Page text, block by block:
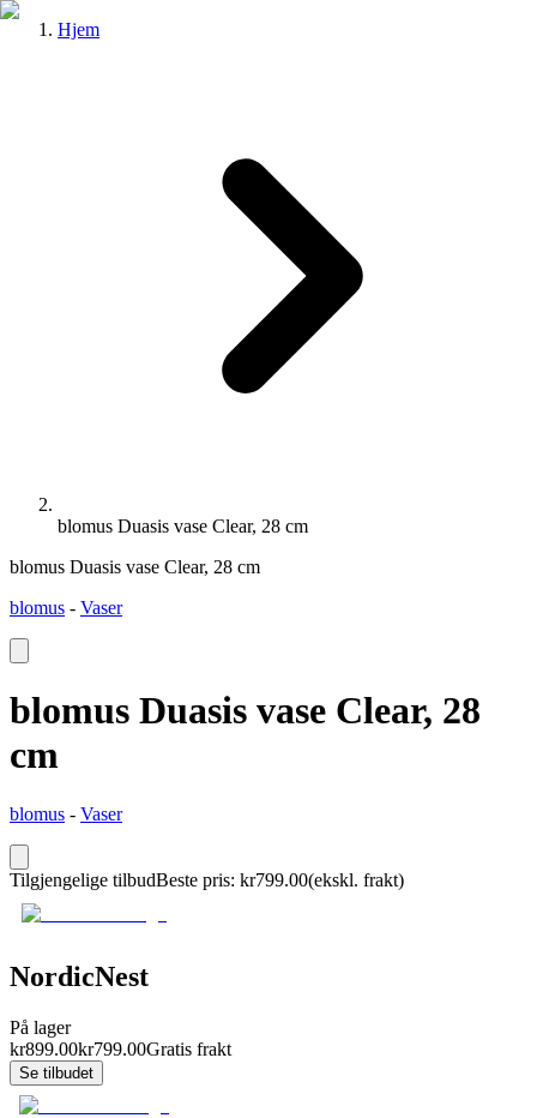
Hjem
blomus Duasis vase Clear, 28 cm
blomus Duasis vase Clear, 28 cm
blomus - Vaser
blomus Duasis vase Clear, 28
cm
blomus - Vaser
Tilgjengelige tilbudBeste pris: kr799.00(ekskl. frakt)
NordicNest
På lager
kr899.00kr799.00Gratis frakt
Se tilbudet